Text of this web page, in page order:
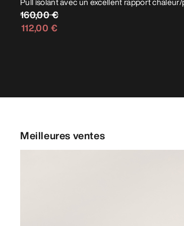
160,00 €
112,00 €
Meilleures ventes